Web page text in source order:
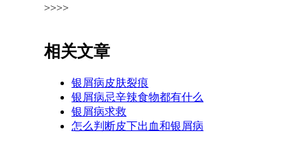
>>>>
相关文章
银屑病皮肤裂痕
银屑病忌辛辣食物都有什么
银屑病求救
怎么判断皮下出血和银屑病